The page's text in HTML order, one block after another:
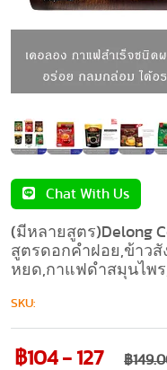
Chat With Us
(มีหลายสูตร)Delong
สูตรดอกคำฝอย,ข้าวสั
หยด,กาแฟดำสมุนไพ
SKU:
฿104 - 127 ฿